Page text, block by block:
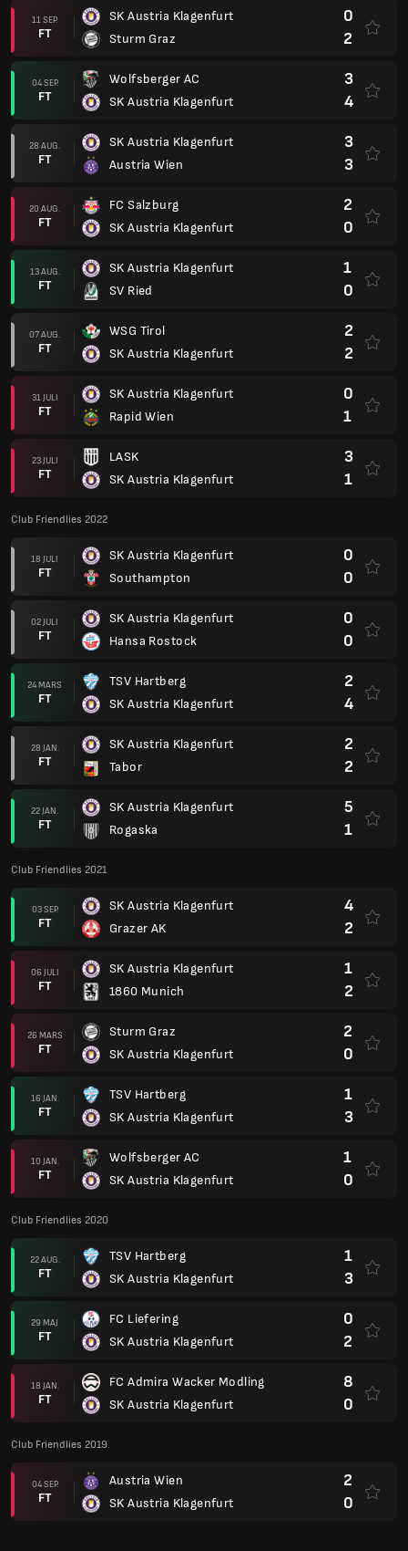
11 SEP.
FT
SK Austria Klagenfurt
Sturm Graz
0
2
04 SEP.
FT
Wolfsberger AC
SK Austria Klagenfurt
3
4
28 AUG.
FT
SK Austria Klagenfurt
Austria Wien
3
3
20 AUG.
FT
FC Salzburg
SK Austria Klagenfurt
2
0
13 AUG.
FT
SK Austria Klagenfurt
SV Ried
1
0
07 AUG.
FT
WSG Tirol
SK Austria Klagenfurt
2
2
31 JULI
FT
SK Austria Klagenfurt
Rapid Wien
0
1
23 JULI
FT
LASK
SK Austria Klagenfurt
3
1
Club Friendlies 2022
18 JULI
FT
SK Austria Klagenfurt
Southampton
0
0
02 JULI
FT
SK Austria Klagenfurt
Hansa Rostock
0
0
24 MARS
FT
TSV Hartberg
SK Austria Klagenfurt
2
4
28 JAN.
FT
SK Austria Klagenfurt
Tabor
2
2
22 JAN.
FT
SK Austria Klagenfurt
Rogaska
5
1
Club Friendlies 2021
03 SEP.
FT
SK Austria Klagenfurt
Grazer AK
4
2
06 JULI
FT
SK Austria Klagenfurt
1860 Munich
1
2
26 MARS
FT
Sturm Graz
SK Austria Klagenfurt
2
0
16 JAN.
FT
TSV Hartberg
SK Austria Klagenfurt
1
3
10 JAN.
FT
Wolfsberger AC
SK Austria Klagenfurt
1
0
Club Friendlies 2020
22 AUG.
FT
TSV Hartberg
SK Austria Klagenfurt
1
3
29 MAJ
FT
FC Liefering
SK Austria Klagenfurt
0
2
18 JAN.
FT
FC Admira Wacker Modling
SK Austria Klagenfurt
8
0
Club Friendlies 2019
04 SEP.
FT
Austria Wien
SK Austria Klagenfurt
2
0